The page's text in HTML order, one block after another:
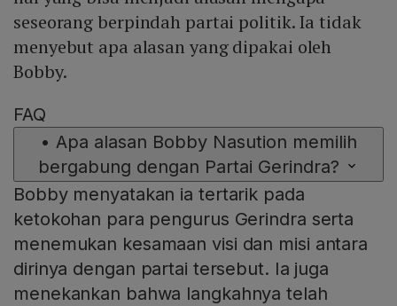
seseorang berpindah partai politik. Ia tidak
menyebut apa alasan yang dipakai oleh
Bobby.
FAQ
• Apa alasan Bobby Nasution memilih
bergabung dengan Partai Gerindra?
Bobby menyatakan ia tertarik pada
ketokohan para pengurus Gerindra serta
menemukan kesamaan visi dan misi antara
dirinya dengan partai tersebut. Ia juga
menekankan bahwa langkahnya telah